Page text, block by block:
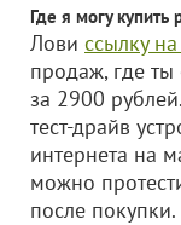
Где я могу купить
Лови ссылку
продаж, где
за 2900
тест-драйв
интернета на
можно
после покупки.